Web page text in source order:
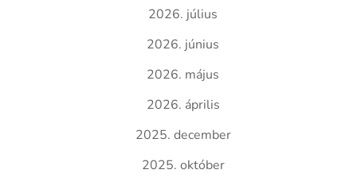
2026. július
2026. június
2026. május
2026. április
2025. december
2025. október